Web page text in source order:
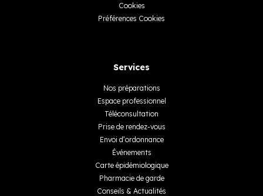
Cookies
Préférences Cookies
Services
Nos préparations
Espace professionnel
Téléconsultation
Prise de rendez-vous
Envoi d’ordonnance
Événements
Carte épidémiologique
Pharmacie de garde
Conseils & Actualités